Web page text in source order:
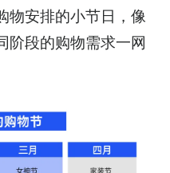
物安排的小节日，像
阶段的购物需求一网